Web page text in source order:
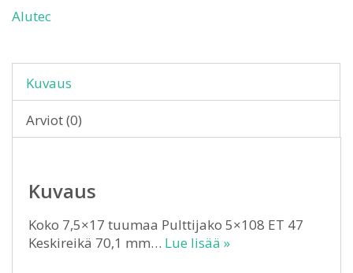
Alutec
Kuvaus
Arviot (0)
Kuvaus
Koko 7,5×17 tuumaa Pulttijako 5×108 ET 47
Keskireikä 70,1 mm… Lue lisää »